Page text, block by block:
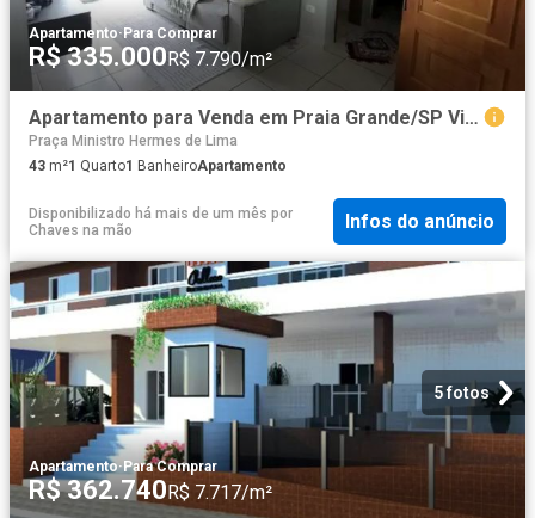
Apartamento·Para Comprar
R$ 335.000R$ 7.790/m²
Apartamento para Venda em Praia Grande/SP Vila Caiçara 1 Quartos
Praça Ministro Hermes de Lima
43 m²1 Quarto1 BanheiroApartamento
Disponibilizado há mais de um mês por
Chaves na mão
Infos do anúncio
5 fotos
Apartamento·Para Comprar
R$ 362.740R$ 7.717/m²